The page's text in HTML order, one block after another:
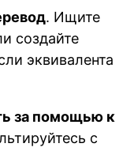
. Ищите
создайте
эквивалента
за помощью к
с